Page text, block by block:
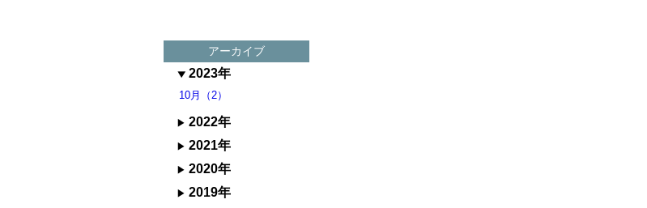
アーカイブ
2023年
10月（2）
2022年
2021年
2020年
2019年